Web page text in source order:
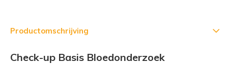
Productomschrijving
Check-up Basis Bloedonderzoek